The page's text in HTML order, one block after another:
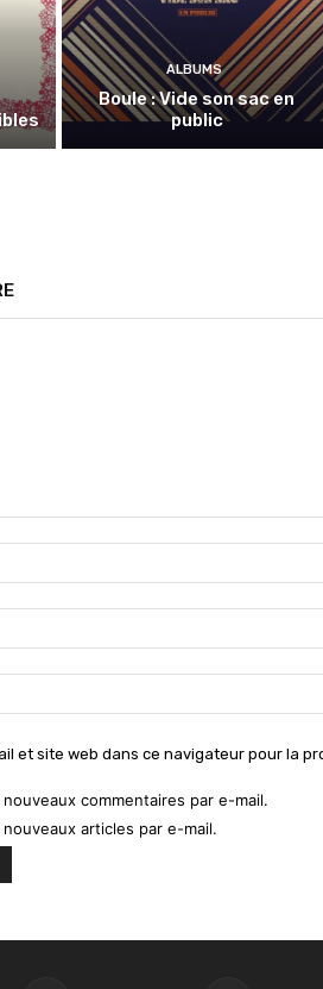
ALBUMS
Boule : Vide son sac en
public
et site web dans ce navigateur pour la
commentaires par e-mail.
articles par e-mail.